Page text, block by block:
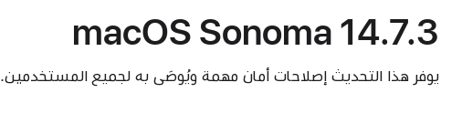
macOS Sonoma 14.7.3
يوفر هذا التحديث إصلاحات أمان مهمة ويُوصَى به لجميع المستخدمين.